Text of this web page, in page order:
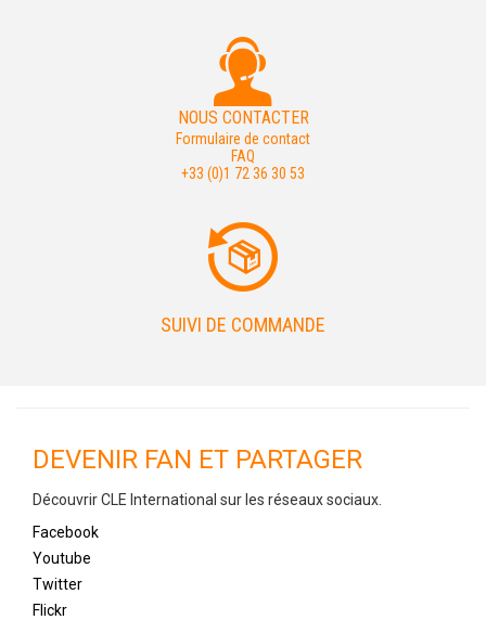
NOUS CONTACTER
Formulaire de contact
FAQ
+33 (0)1 72 36 30 53
SUIVI DE COMMANDE
DEVENIR FAN ET PARTAGER
Découvrir CLE International sur les réseaux sociaux.
Facebook
Youtube
Twitter
Flickr